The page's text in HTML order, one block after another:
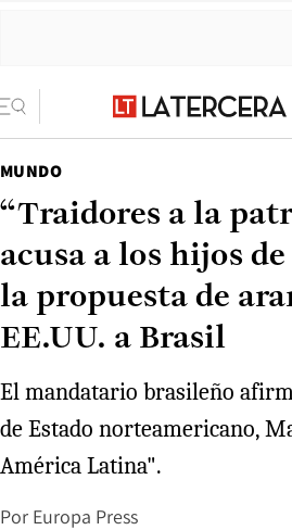
MUNDO
“Traidores a la
acusa a los hijos
la propuesta de
EE.UU. a Brasil
El mandatario brasileño
de Estado norteamericano,
América Latina".
Por Europa Press